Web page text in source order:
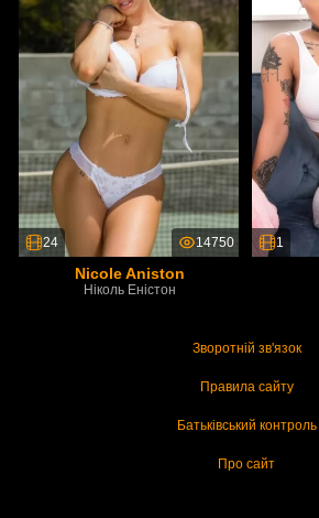
24 14750
Nicole Aniston
Ніколь Еністон
1
Зворотній зв'язок
Правила сайту
Батьківський контроль
Про сайт